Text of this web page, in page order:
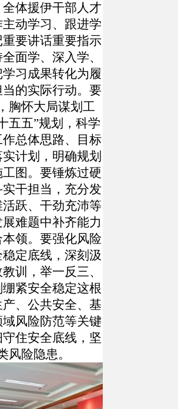
体援伊干部人才
动学习、跟进学
要讲话重要指示
面学、深入学、
习成果转化为履
的实际行动。要
胸怀大局谋划工
五五”规划，科学
总体思路、目标
计划，明确规划
图。要锤炼过硬
干担当，充分发
跃、干劲充沛等
难题中补齐能力
领。要强化风险
定底线，深刻汲
训，举一反三、
紧安全稳定这根
、公共安全、基
风险防范等关键
住安全底线，坚
风险隐患。